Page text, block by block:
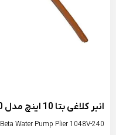
انبر کلاغی بتا 10 اینچ مدل 1048V-240
Beta Water Pump Plier 1048V-240